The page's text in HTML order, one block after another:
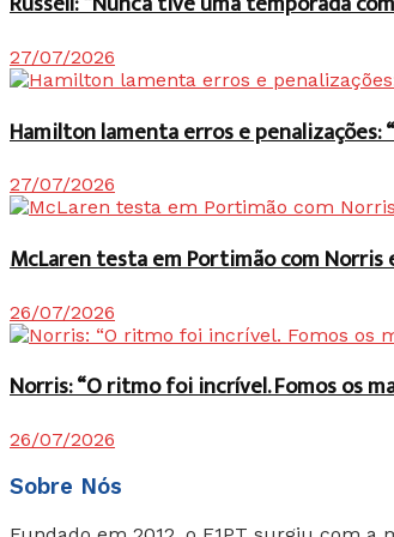
27/07/2026
Hamilton lamenta erros e penalizações:
27/07/2026
McLaren testa em Portimão com Norris
26/07/2026
Norris: “O ritmo foi incrível. Fomos os
26/07/2026
Sobre Nós